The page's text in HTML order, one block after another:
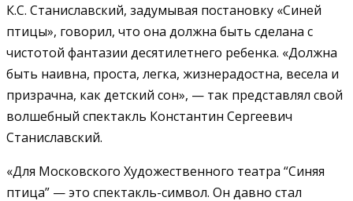
К.С. Станиславский, задумывая постановку «Синей
птицы», говорил, что она должна быть сделана с
чистотой фантазии десятилетнего ребенка. «Должна
быть наивна, проста, легка, жизнерадостна, весела и
призрачна, как детский сон», — так представлял свой
волшебный спектакль Константин Сергеевич
Станиславский.
«Для Московского Художественного театра “Синяя
птица” — это спектакль-символ. Он давно стал